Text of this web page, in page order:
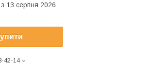
з 13 серпня 2026
42-14